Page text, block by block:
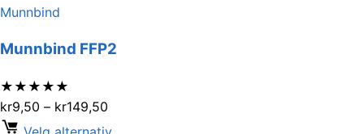
Munnbind
Munnbind FFP2
★ ★ ★ ★ ★
kr9,50 – kr149,50